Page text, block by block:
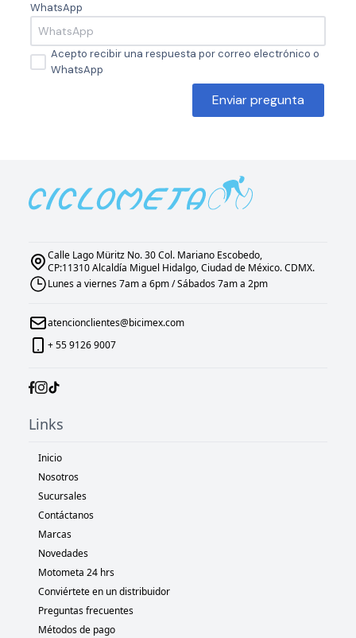
WhatsApp
Acepto recibir una respuesta por correo electrónico o
WhatsApp
Enviar pregunta
Calle Lago Müritz No. 30 Col. Mariano Escobedo,
CP:11310 Alcaldía Miguel Hidalgo, Ciudad de México. CDMX.
Lunes a viernes 7am a 6pm / Sábados 7am a 2pm
atencionclientes@bicimex.com
+ 55 9126 9007
Links
Inicio
Nosotros
Sucursales
Contáctanos
Marcas
Novedades
Motometa 24 hrs
Conviértete en un distribuidor
Preguntas frecuentes
Métodos de pago